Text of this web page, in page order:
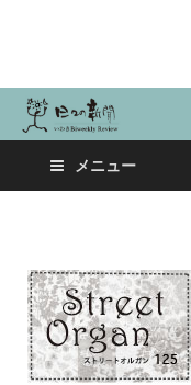
日々の
メニュー